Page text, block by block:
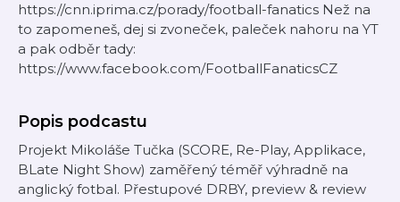
https://cnn.iprima.cz/porady/football-fanatics Než na
to zapomeneš, dej si zvoneček, paleček nahoru na YT
a pak odběr tady:
https://www.facebook.com/FootballFanaticsCZ
Popis podcastu
Projekt Mikoláše Tučka (SCORE, Re-Play, Applikace,
BLate Night Show) zaměřený téměř výhradně na
anglický fotbal. Přestupové DRBY, preview & review